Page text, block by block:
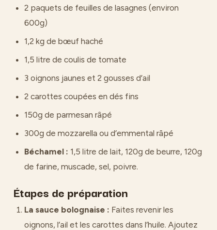
2 paquets de feuilles de lasagnes (environ
600g)
1,2 kg de bœuf haché
1,5 litre de coulis de tomate
3 oignons jaunes et 2 gousses d’ail
2 carottes coupées en dés fins
150g de parmesan râpé
300g de mozzarella ou d’emmental râpé
Béchamel : 1,5 litre de lait, 120g de beurre, 120g
de farine, muscade, sel, poivre.
Étapes de préparation
La sauce bolognaise : Faites revenir les
oignons, l’ail et les carottes dans l’huile. Ajoutez